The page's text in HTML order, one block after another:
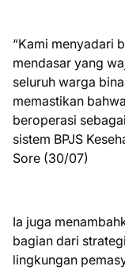
“Kami menyadari
mendasar yang
seluruh warga
memastikan
beroperasi
sistem BPJS
Sore (30/07)
Ia juga
bagian dari
lingkungan